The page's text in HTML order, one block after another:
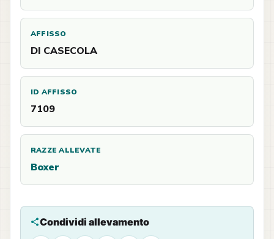
AFFISSO
DI CASECOLA
ID AFFISSO
7109
RAZZE ALLEVATE
Boxer
Condividi allevamento